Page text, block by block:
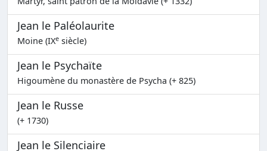
Jean le Paléolaurite
Moine (IXe siècle)
Jean le Psychaïte
Higoumène du monastère de Psycha (+ 825)
Jean le Russe
(+ 1730)
Jean le Silenciaire